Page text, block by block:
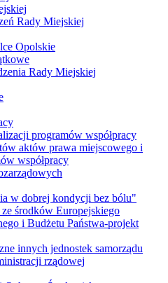
Rady Miejskiej
Opolskie
Rady Miejskiej
programów współpracy
aktów prawa miejscowego i
współpracy
w dobrej kondycji bez bólu"
środków Europejskiego
i Budżetu Państwa-projekt
innych jednostek samorządu
rządowej